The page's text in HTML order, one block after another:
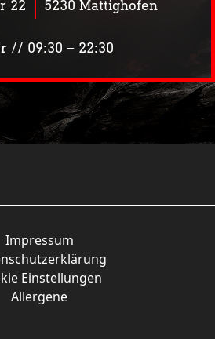
22 5230 Mattighofen
// 09:30 – 22:30
Impressum
Einstellungen
Allergene